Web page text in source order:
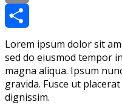
Copy
Link
Share
Lorem ipsum dolor sit
sed do eiusmod tempor
magna aliqua. Ipsum
gravida. Fusce ut
dignissim.